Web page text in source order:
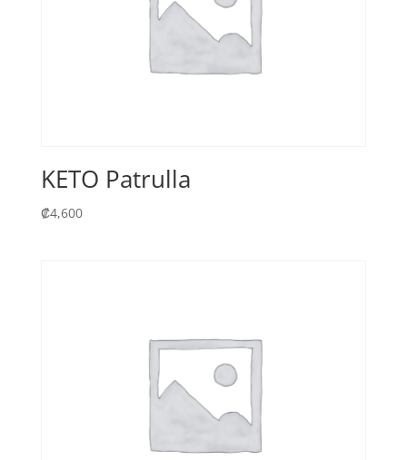
KETO Patrulla
₡4,600